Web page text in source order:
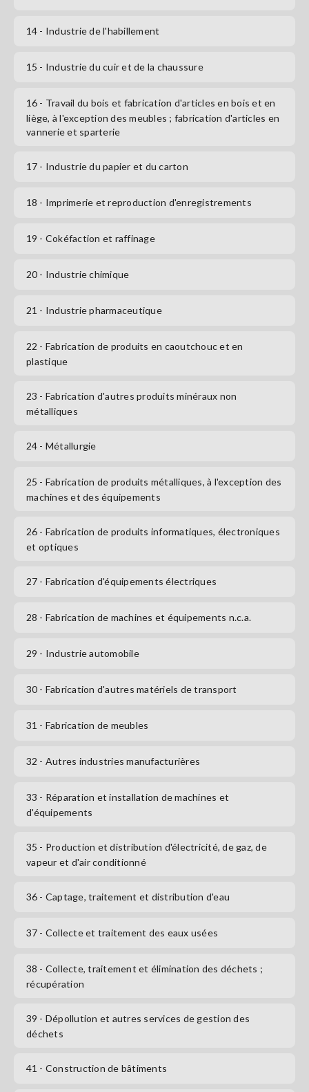
14 - Industrie de l'habillement
15 - Industrie du cuir et de la chaussure
16 - Travail du bois et fabrication d'articles en bois et en
liège, à l'exception des meubles ; fabrication d'articles en
vannerie et sparterie
17 - Industrie du papier et du carton
18 - Imprimerie et reproduction d'enregistrements
19 - Cokéfaction et raffinage
20 - Industrie chimique
21 - Industrie pharmaceutique
22 - Fabrication de produits en caoutchouc et en
plastique
23 - Fabrication d'autres produits minéraux non
métalliques
24 - Métallurgie
25 - Fabrication de produits métalliques, à l'exception des
machines et des équipements
26 - Fabrication de produits informatiques, électroniques
et optiques
27 - Fabrication d'équipements électriques
28 - Fabrication de machines et équipements n.c.a.
29 - Industrie automobile
30 - Fabrication d'autres matériels de transport
31 - Fabrication de meubles
32 - Autres industries manufacturières
33 - Réparation et installation de machines et
d'équipements
35 - Production et distribution d'électricité, de gaz, de
vapeur et d'air conditionné
36 - Captage, traitement et distribution d'eau
37 - Collecte et traitement des eaux usées
38 - Collecte, traitement et élimination des déchets ;
récupération
39 - Dépollution et autres services de gestion des
déchets
41 - Construction de bâtiments